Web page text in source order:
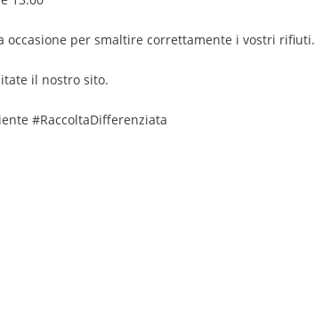
occasione per smaltire correttamente i vostri rifiuti.
il nostro sito.
#RaccoltaDifferenziata